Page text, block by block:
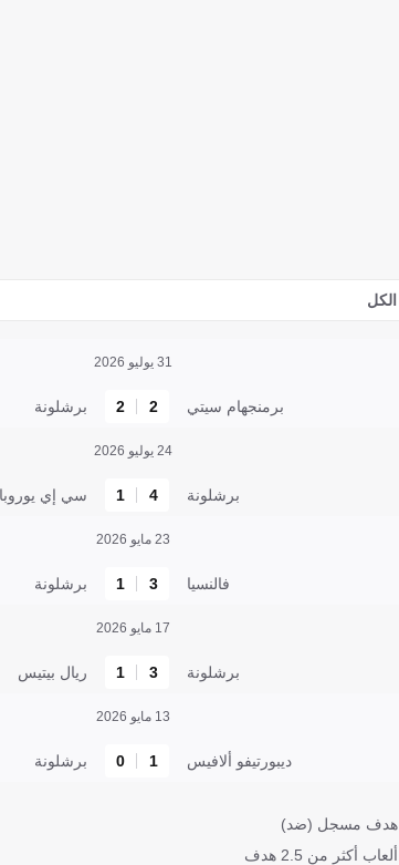
الكل
31 يوليو 2026
برمنجهام سيتي 2
2 برشلونة
24 يوليو 2026
برشلونة 4
1 سي إي يوروبا
23 مايو 2026
فالنسيا 3
1 برشلونة
17 مايو 2026
برشلونة 3
1 ريال بيتيس
13 مايو 2026
ديبورتيفو ألافيس 1
0 برشلونة
هدف مسجل (ضد)
ألعاب أكثر من 2.5 هدف